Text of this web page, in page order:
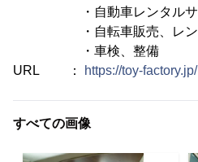
・自動車レンタルサ
・自転車販売、レンタ
・車検、整備
URL ：
https://toy-factory.jp/
すべての画像